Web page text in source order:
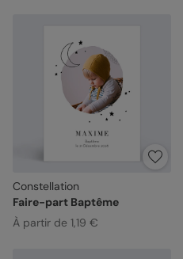
Constellation
Faire-part Baptême
À partir de 1,19 €